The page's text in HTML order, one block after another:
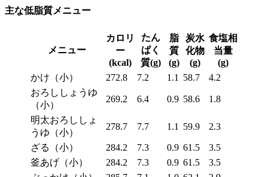
主な低脂質メニュー
メニュー
カロリ
ー
(kcal)
たん
ぱく
質(g)
脂
質
(g)
炭水
化物
(g)
食塩相
当量
(g)
かけ（小）
272.8 7.2 1.1 58.7
4.2
おろししょうゆ
（小）
269.2 6.4 0.9 58.6 1.8
明太おろししょ
うゆ（小）
278.7 7.7 1.1 59.9 2.3
ざる（小） 284.2 7.3 0.9 61.5
3.5
釜あげ（小）
284.2 7.3 0.9 61.5
3.5